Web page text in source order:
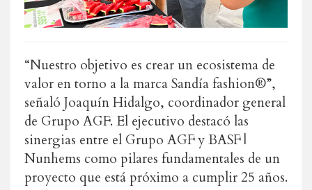
“Nuestro objetivo es crear un ecosistema de
valor en torno a la marca Sandía fashion®”,
señaló Joaquín Hidalgo, coordinador general
de Grupo AGF. El ejecutivo destacó las
sinergias entre el Grupo AGF y BASF |
Nunhems como pilares fundamentales de un
proyecto que está próximo a cumplir 25 años.